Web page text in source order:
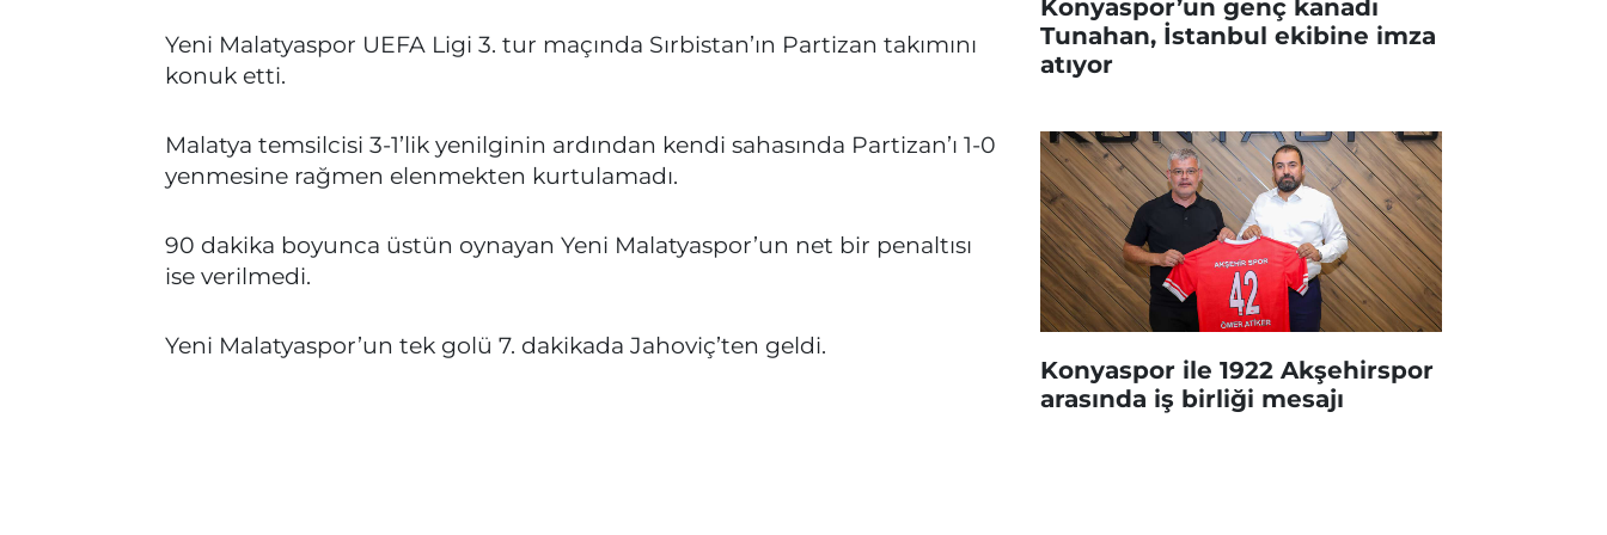
Yeni Malatyaspor UEFA Ligi 3. tur maçında Sırbistan’ın Partizan takımını
konuk etti.
Malatya temsilcisi 3-1’lik yenilginin ardından kendi sahasında Partizan’ı 1-0
yenmesine rağmen elenmekten kurtulamadı.
90 dakika boyunca üstün oynayan Yeni Malatyaspor’un net bir penaltısı
ise verilmedi.
Yeni Malatyaspor’un tek golü 7. dakikada Jahoviç’ten geldi.
Konyaspor’un genç kanadı
Tunahan, İstanbul ekibine imza
atıyor
Konyaspor ile 1922 Akşehirspor
arasında iş birliği mesajı